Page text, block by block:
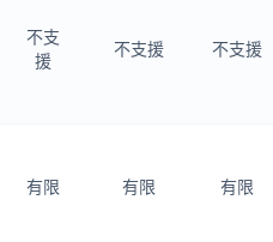
不支
援
不支援 不支援
有限 有限 有限